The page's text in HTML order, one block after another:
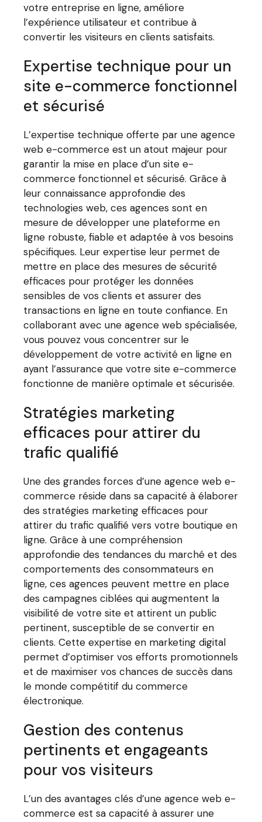
votre entreprise en ligne, améliore
l’expérience utilisateur et contribue à
convertir les visiteurs en clients satisfaits.
Expertise technique pour un
site e-commerce fonctionnel
et sécurisé
L’expertise technique offerte par une agence
web e-commerce est un atout majeur pour
garantir la mise en place d’un site e-
commerce fonctionnel et sécurisé. Grâce à
leur connaissance approfondie des
technologies web, ces agences sont en
mesure de développer une plateforme en
ligne robuste, fiable et adaptée à vos besoins
spécifiques. Leur expertise leur permet de
mettre en place des mesures de sécurité
efficaces pour protéger les données
sensibles de vos clients et assurer des
transactions en ligne en toute confiance. En
collaborant avec une agence web spécialisée,
vous pouvez vous concentrer sur le
développement de votre activité en ligne en
ayant l’assurance que votre site e-commerce
fonctionne de manière optimale et sécurisée.
Stratégies marketing
efficaces pour attirer du
trafic qualifié
Une des grandes forces d’une agence web e-
commerce réside dans sa capacité à élaborer
des stratégies marketing efficaces pour
attirer du trafic qualifié vers votre boutique en
ligne. Grâce à une compréhension
approfondie des tendances du marché et des
comportements des consommateurs en
ligne, ces agences peuvent mettre en place
des campagnes ciblées qui augmentent la
visibilité de votre site et attirent un public
pertinent, susceptible de se convertir en
clients. Cette expertise en marketing digital
permet d’optimiser vos efforts promotionnels
et de maximiser vos chances de succès dans
le monde compétitif du commerce
électronique.
Gestion des contenus
pertinents et engageants
pour vos visiteurs
L’un des avantages clés d’une agence web e-
commerce est sa capacité à assurer une